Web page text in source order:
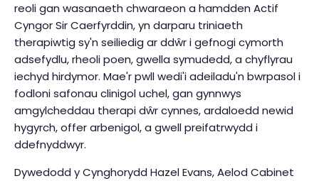
reoli gan wasanaeth chwaraeon a hamdden Actif
Cyngor Sir Caerfyrddin, yn darparu triniaeth
therapiwtig sy'n seiliedig ar ddŵr i gefnogi cymorth
adsefydlu, rheoli poen, gwella symudedd, a chyflyrau
iechyd hirdymor. Mae'r pwll wedi'i adeiladu'n bwrpasol i
fodloni safonau clinigol uchel, gan gynnwys
amgylcheddau therapi dŵr cynnes, ardaloedd newid
hygyrch, offer arbenigol, a gwell preifatrwydd i
ddefnyddwyr.
Dywedodd y Cynghorydd Hazel Evans, Aelod Cabinet